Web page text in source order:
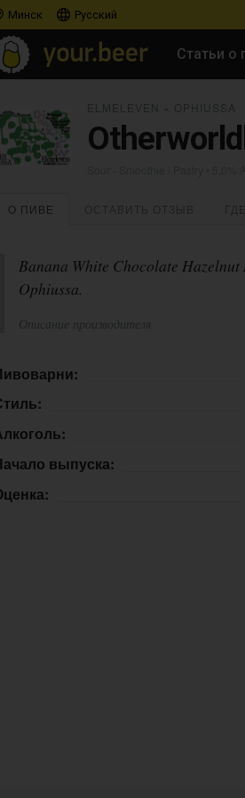
Минск Русский
Статьи о
О ПИВЕ
Banana White Chocolate
Ophiussa.
Описание производителя
выпуска: